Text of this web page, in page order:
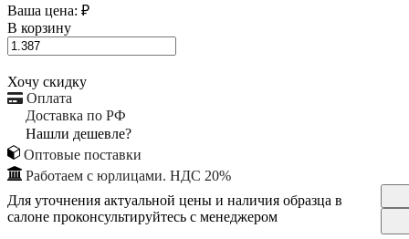
Ваша цена: ₽
В корзину
Хочу скидку
Оплата
Доставка по РФ
Нашли дешевле?
Оптовые поставки
Работаем с юрлицами. НДС 20%
Для уточнения актуальной цены и наличия образца в
салоне проконсультируйтесь с менеджером